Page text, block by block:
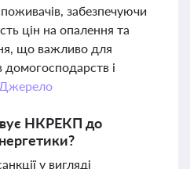
забезпечуючи
цін на опалення та
що важливо для
і
Джерело
НКРЕКП до
у вигляді